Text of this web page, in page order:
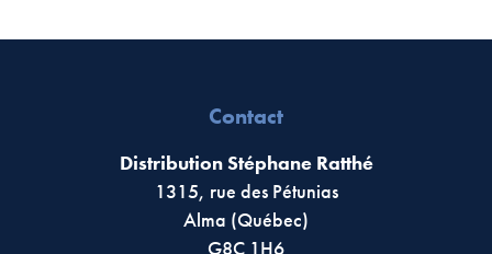
Contact
Distribution Stéphane Ratthé
1315, rue des Pétunias
Alma (Québec)
G8C 1H6